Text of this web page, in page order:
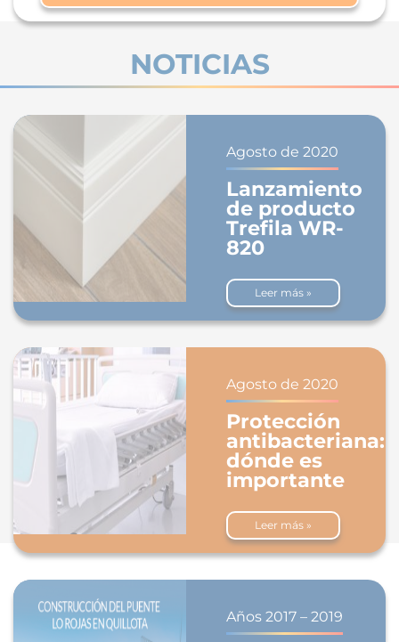
NOTICIAS
Agosto de 2020
Lanzamiento
de producto
Trefila WR-
820
Leer más »
Agosto de 2020
Protección
antibacteriana:
dónde es
importante
Leer más »
Años 2017 – 2019